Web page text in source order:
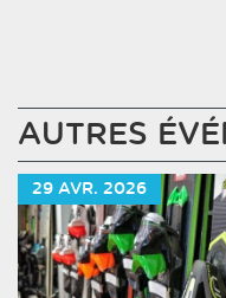
AUTRES
29 AVR. 2026